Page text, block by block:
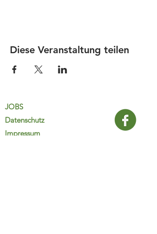
Diese Veranstaltung teilen
JOBS
Datenschutz
Impressum